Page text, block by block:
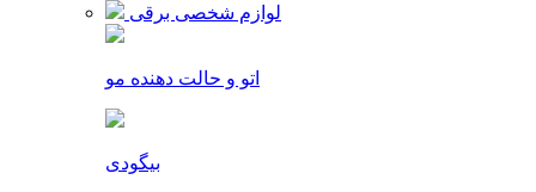
لوازم شخصی برقی
اتو و حالت دهنده مو
بیگودی